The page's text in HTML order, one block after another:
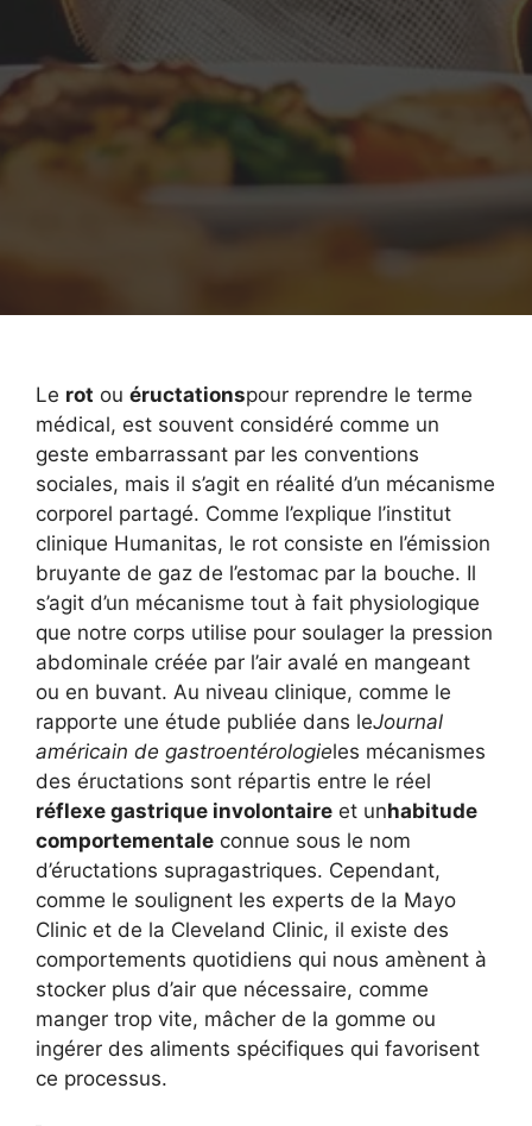
Le rot ou éructationspour reprendre le terme
médical, est souvent considéré comme un
geste embarrassant par les conventions
sociales, mais il s’agit en réalité d’un mécanisme
corporel partagé. Comme l’explique l’institut
clinique Humanitas, le rot consiste en l’émission
bruyante de gaz de l’estomac par la bouche. Il
s’agit d’un mécanisme tout à fait physiologique
que notre corps utilise pour soulager la pression
abdominale créée par l’air avalé en mangeant
ou en buvant. Au niveau clinique, comme le
rapporte une étude publiée dans leJournal
américain de gastroentérologieles mécanismes
des éructations sont répartis entre le réel
réflexe gastrique involontaire et unhabitude
comportementale connue sous le nom
d’éructations supragastriques. Cependant,
comme le soulignent les experts de la Mayo
Clinic et de la Cleveland Clinic, il existe des
comportements quotidiens qui nous amènent à
stocker plus d’air que nécessaire, comme
manger trop vite, mâcher de la gomme ou
ingérer des aliments spécifiques qui favorisent
ce processus.